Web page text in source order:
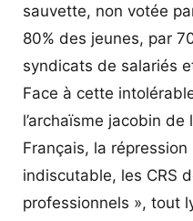
sauvette, non votée
80% des jeunes, par
syndicats de salariés
Face à cette
l’archaïsme jacobin
Français, la
indiscutable, les CRS
professionnels », tout